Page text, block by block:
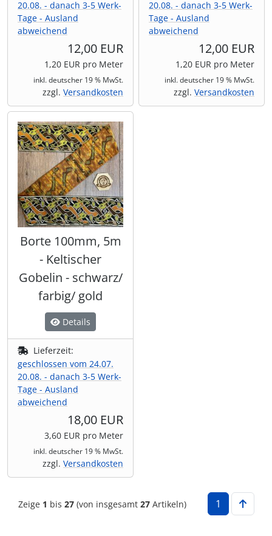
20.08. - danach 3-5 Werk-
Tage - Ausland
abweichend
12,00 EUR
1,20 EUR pro Meter
inkl. deutscher 19 % MwSt.
zzgl. Versandkosten
20.08. - danach 3-5 Werk-
Tage - Ausland
abweichend
12,00 EUR
1,20 EUR pro Meter
inkl. deutscher 19 % MwSt.
zzgl. Versandkosten
Borte 100mm, 5m
- Keltischer
Gobelin - schwarz/
farbig/ gold
Details
Lieferzeit:
geschlossen vom 24.07.
20.08. - danach 3-5 Werk-
Tage - Ausland
abweichend
18,00 EUR
3,60 EUR pro Meter
inkl. deutscher 19 % MwSt.
zzgl. Versandkosten
Zeige 1 bis 27(von insgesamt 27Artikeln) 1